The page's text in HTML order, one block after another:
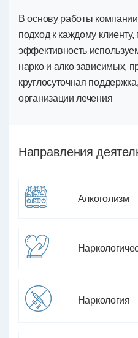
В основу работы
подход к каждому
эффективность
нарко и алко зависимых,
круглосуточная
организации лечения
Направления
Алкоголизм
Наркология